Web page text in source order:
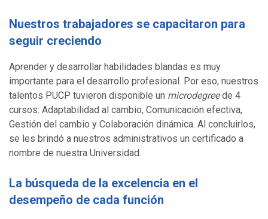
Nuestros trabajadores se capacitaron para
seguir creciendo
Aprender y desarrollar habilidades blandas es muy
importante para el desarrollo profesional. Por eso, nuestros
talentos PUCP tuvieron disponible un microdegreede 4
cursos: Adaptabilidad al cambio, Comunicación efectiva,
Gestión del cambio y Colaboración dinámica. Al concluirlos,
se les brindó a nuestros administrativos un certificado a
nombre de nuestra Universidad.
La búsqueda de la excelencia en el
desempeño de cada función